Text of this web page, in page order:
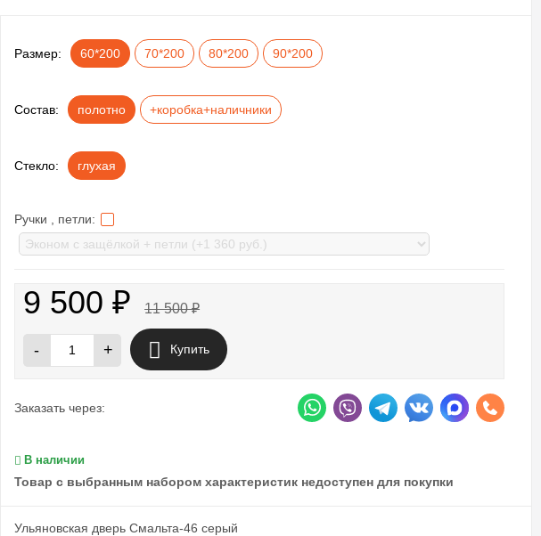
Размер: 60*200 70*200 80*200 90*200
Состав: полотно +коробка+наличники
Стекло: глухая
Ручки , петли:
9 500₽ 11 500₽
- + Купить
Заказать через:
В наличии
Товар с выбранным набором характеристик недоступен для покупки
Ульяновская дверь Смальта-46 серый